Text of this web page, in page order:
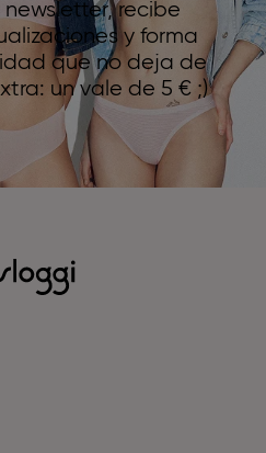
recibe
y forma
que no deja de
un vale de 5 € ;)